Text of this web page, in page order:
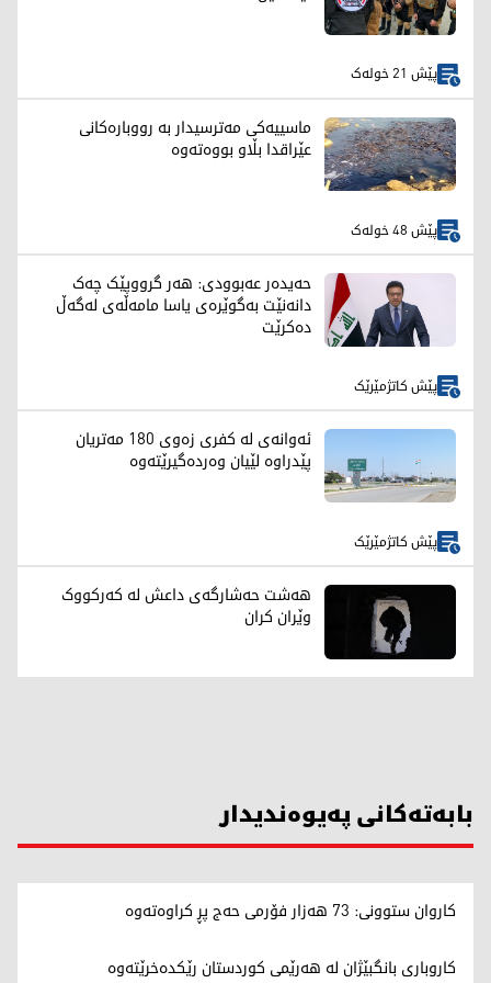
پێش 21 خولەک
ماسییەکی مەترسیدار بە رووبارەکانی
عێراقدا بڵاو بووەتەوە
پێش 48 خولەک
حەیدەر عەبوودی: هەر گرووپێک چەک
دانەنێت بەگوێرەی یاسا مامەڵەی لەگەڵ
دەکرێت
پێش کاتژمێرێک
ئەوانەی لە کفری زەوی 180 مەتریان
پێدراوە لێیان وەردەگیرێتەوە
پێش کاتژمێرێک
هەشت حەشارگەی داعش لە کەرکووک
وێران کران
بابەتەکانی پەیوەندیدار
کاروان ستوونی: 73 هەزار فۆرمی حەج پڕ کراوەتەوە
کاروباری بانگبێژان لە هەرێمی کوردستان رێکدەخرێتەوە